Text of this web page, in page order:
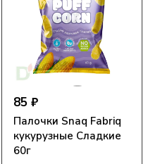
85 ₽
Палочки Snaq Fabriq
кукурузные Сладкие
60г